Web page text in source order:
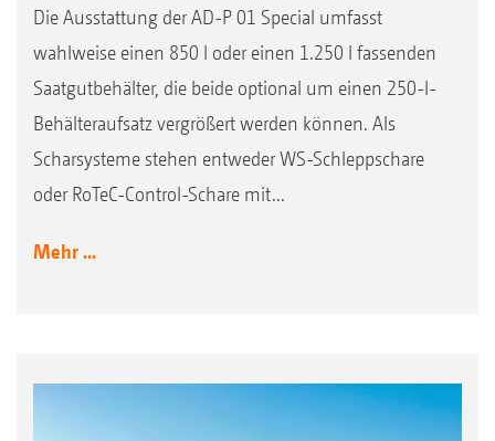
Die Ausstattung der AD-P 01 Special umfasst
wahlweise einen 850 l oder einen 1.250 l fassenden
Saatgutbehälter, die beide optional um einen 250-l-
Behälteraufsatz vergrößert werden können. Als
Scharsysteme stehen entweder WS-Schleppschare
oder RoTeC-Control-Schare mit...
Mehr ...